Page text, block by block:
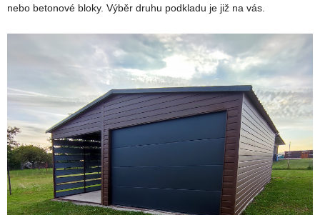
nebo betonové bloky. Výběr druhu podkladu je již na vás.